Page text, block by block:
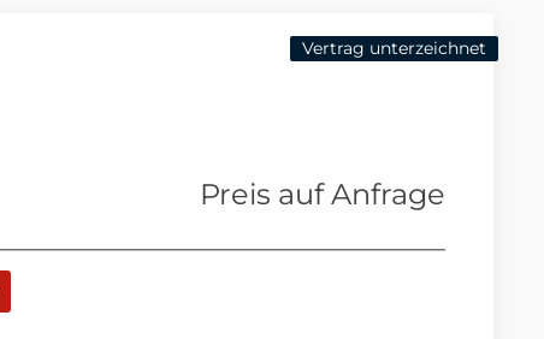
Vertrag unterzeichnet
Preis auf Anfrage